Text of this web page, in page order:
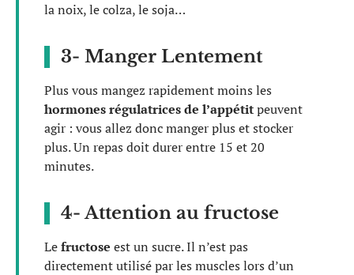
la noix, le colza, le soja…
3- Manger Lentement
Plus vous mangez rapidement moins les
hormones régulatrices de l’appétitpeuvent
agir : vous allez donc manger plus et stocker
plus. Un repas doit durer entre 15 et 20
minutes.
4- Attention au fructose
Lefructose est un sucre. Il n’est pas
directement utilisé par les muscles lors d’un